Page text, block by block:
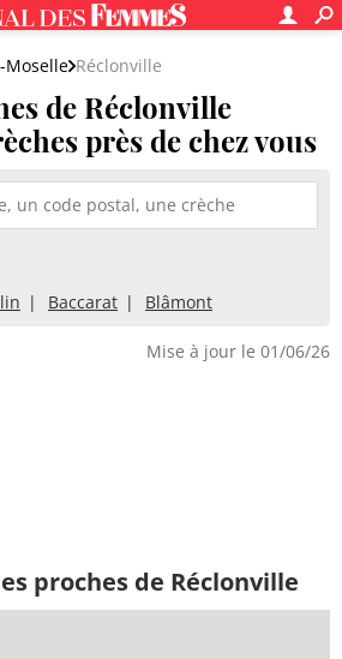
Moselle Réclonville
de Réclonville
près de chez vous
Baccarat Blâmont
Mise à jour le 01/06/26
proches de Réclonville